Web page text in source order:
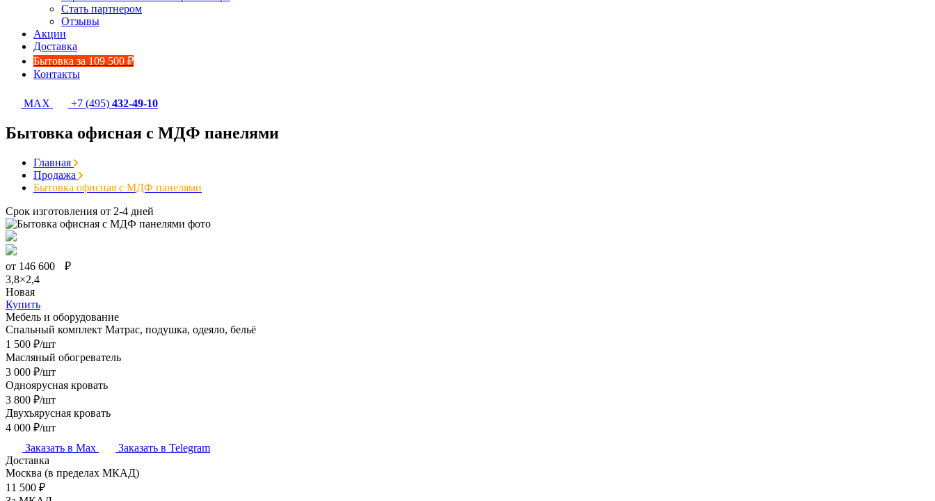
Стать партнером
Отзывы
Акции
Доставка
Бытовка за 109 500 ₽
Контакты
MAX +7 (495) 432-49-10
Бытовка офисная с МДФ панелями
Главная
Продажа
Бытовка офисная с МДФ панелями
Срок изготовления от 2-4 дней
от 146 600
₽
3,8×2,4
Новая
Купить
Мебель и оборудование
Спальный комплект Матрас, подушка, одеяло, бельё
1 500 ₽/шт
Масляный обогреватель
3 000 ₽/шт
Одноярусная кровать
3 800 ₽/шт
Двухъярусная кровать
4 000 ₽/шт
Заказать в Max
Заказать в Telegram
Доставка
Москва (в пределах МКАД)
11 500 ₽